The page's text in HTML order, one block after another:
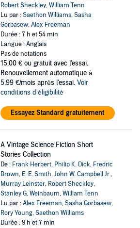
Robert Sheckley,William Tenn
Lu par :Saethon Williams,Sasha
Gorbasew,Alex Freeman
Durée : 7 h et 54 min
Langue : Anglais
Pas de notations
15,00 € ou gratuit avec l'essai.
Renouvellement automatique à
5,99 €/mois après l'essai. Voir
conditions d'éligibilité
Essayez Standard gratuitement
A Vintage Science Fiction Short
Stories Collection
De : Frank Herbert, Philip K. Dick, Fredric
Brown, E. E. Smith,John W. Campbell Jr.,
Murray Leinster, Robert Sheckley,
Stanley G. Weinbaum,William Tenn
Lu par :Alex Freeman,Sasha Gorbasew,
Rory Young,Saethon Williams
Durée : 9 h et 7 min